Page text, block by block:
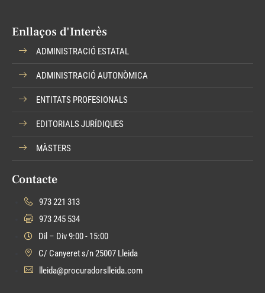
Enllaços d'Interès
ADMINISTRACIÓ ESTATAL
ADMINISTRACIÓ AUTONÒMICA
ENTITATS PROFESIONALS
EDITORIALS JURÍDIQUES
MÀSTERS
Contacte
973 221 313
973 245 534
Dil – Div 9:00 - 15:00
C/ Canyeret s/n 25007 Lleida
lleida@procuradorslleida.com